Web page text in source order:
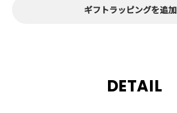
ギフトラッピングを追加
DETAIL